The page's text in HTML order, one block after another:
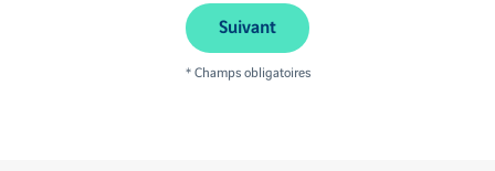
Suivant
* Champs obligatoires